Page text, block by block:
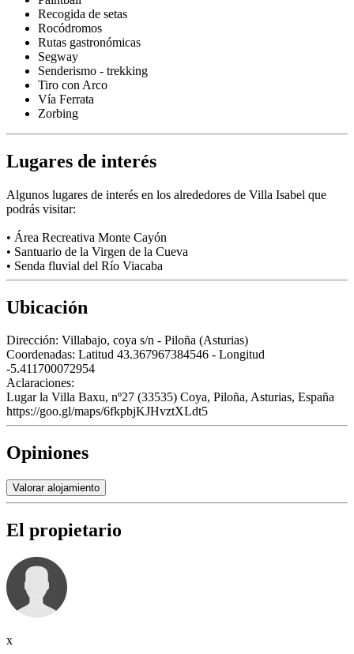
Recogida de setas
Rocódromos
Rutas gastronómicas
Segway
Senderismo - trekking
Tiro con Arco
Vía Ferrata
Zorbing
Lugares de interés
Algunos lugares de interés en los alrededores de Villa Isabel que
podrás visitar:
• Área Recreativa Monte Cayón
• Santuario de la Virgen de la Cueva
• Senda fluvial del Río Viacaba
Ubicación
Dirección: Villabajo, coya s/n - Piloña (Asturias)
Coordenadas: Latitud 43.367967384546 - Longitud
-5.411700072954
Aclaraciones:
Lugar la Villa Baxu, nº27 (33535) Coya, Piloña, Asturias, España
https://goo.gl/maps/6fkpbjKJHvztXLdt5
Opiniones
Valorar alojamiento
El propietario
x